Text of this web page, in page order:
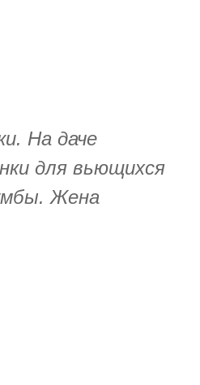
На даче
для вьющихся
Жена